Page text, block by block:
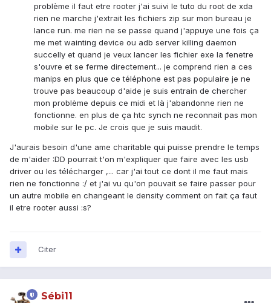
problème il faut etre rooter j'ai suivi le tuto du root de xda
rien ne marche j'extrait les fichiers zip sur mon bureau je
lance run. me rien ne se passe quand j'appuye une fois ça
me met wainting device ou adb server killing daemon
succelly et quand je veux lancer les fichier exe la fenetre
s'ouvre et se ferme directement... je comprend rien a ces
manips en plus que ce téléphone est pas populaire je ne
trouve pas beaucoup d'aide je suis entrain de chercher
mon problème depuis ce midi et là j'abandonne rien ne
fonctionne. en plus de ça htc synch ne reconnait pas mon
mobile sur le pc. Je crois que je suis maudit.
J'aurais besoin d'une ame charitable qui puisse prendre le temps
de m'aider :DD pourrait t'on m'expliquer que faire avec les usb
driver ou les télécharger ,... car j'ai tout ce dont il me faut mais
rien ne fonctionne :/ et j'ai vu qu'on pouvait se faire passer pour
un autre mobile en changeant le density comment on fait ça faut
il etre rooter aussi :s?
Citer
Sébi11